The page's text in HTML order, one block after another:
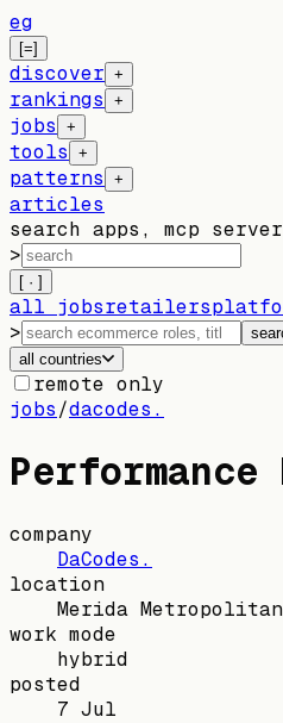
eg
[=]
discover +
rankings +
jobs +
tools +
patterns +
articles
search apps, mcp
>
[ · ]
all jobsretailers
>
all countries
remote only
jobs/dacodes.
company
DaCodes.
location
Merida
work mode
hybrid
posted
7 Jul